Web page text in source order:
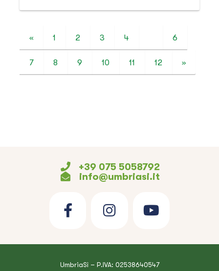
« 1 2 3 4 6
7 8 9 10 11 12 »
+39 075 5058792
info@umbriasi.it
UmbriaSì – P.IVA: 02538640547